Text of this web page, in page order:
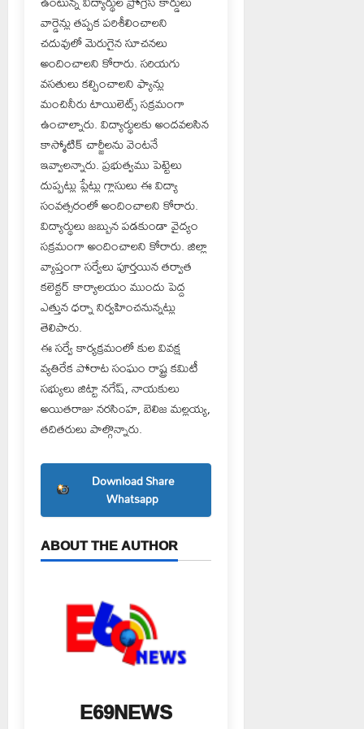
వార్డెన్లు తప్పక పరిశీలించాలని
చదువులో మెరుగైన సూచనలు
అందించాలని కోరారు. సరియగు
వసతులు కల్పించాలని ఫ్యాన్లు
మంచినీరు టాయిలెట్స్ సక్రమంగా
ఉంచాల్నారు. విద్యార్థులకు అందవలసిన
కాస్మోటిక్ చార్జీలను వెంటనే
ఇవ్వాలన్నారు. ప్రభుత్వము పెట్టెలు
దుప్పట్లు ప్లేట్లు గ్లాసులు ఈ విద్యా
సంవత్సరంలో అందించాలని కోరారు.
విద్యార్థులు జబ్బున పడకుండా వైద్యం
సక్రమంగా అందించాలని కోరారు. జిల్లా
వ్యాప్తంగా సర్వేలు పూర్తయిన తర్వాత
కలెక్టర్ కార్యాలయం ముందు పెద్ద
ఎత్తున ధర్నా నిర్వహించనున్నట్లు
తెలిపారు.
ఈ సర్వే కార్యక్రమంలో కుల వివక్ష
వ్యతిరేక పోరాట సంఘం రాష్ట్ర కమిటీ
సభ్యులు జిట్టా నగేష్, నాయకులు
అయితరాజు నరసింహ, బెలిజ మల్లయ్య,
తదితరులు పాల్గొన్నారు.
Download Share
Whatsapp
ABOUT THE AUTHOR
E69NEWS